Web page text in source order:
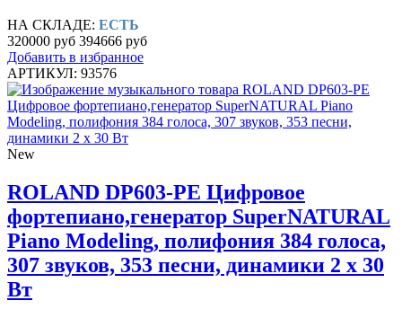
НА СКЛАДЕ: ЕСТЬ
320000 руб 394666 руб
Добавить в избранное
АРТИКУЛ: 93576
New
ROLAND DP603-PE Цифровое
фортепиано,генератор SuperNATURAL
Piano Modeling, полифония 384 голоса,
307 звуков, 353 песни, динамики 2 х 30
Вт